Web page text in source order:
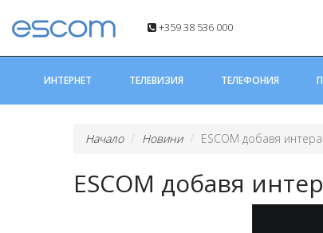
+359 38 536 000
ИНТЕРНЕТ ТЕЛЕВИЗИЯ ТЕЛЕФОНИЯ
Начало Новини ESCOM добавя
ESCOM добавя